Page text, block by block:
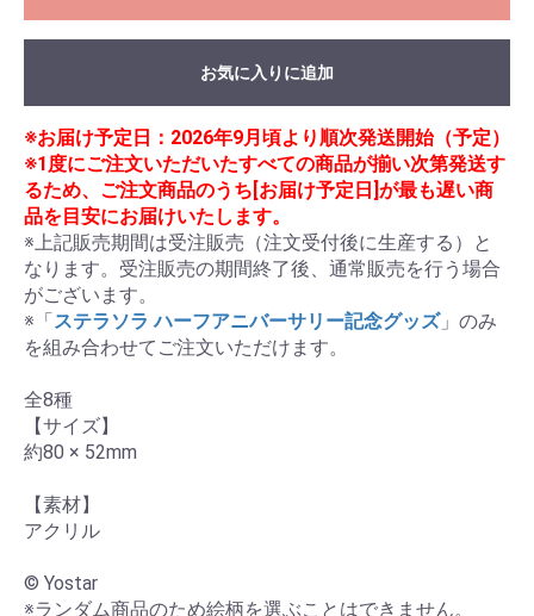
お気に入りに追加
※お届け予定日：2026年9月頃より順次発送開始（予定）
※1度にご注文いただいたすべての商品が揃い次第発送す
るため、ご注文商品のうち[お届け予定日]が最も遅い商
品を目安にお届けいたします。
※上記販売期間は受注販売（注文受付後に生産する）と
なります。受注販売の期間終了後、通常販売を行う場合
がございます。
※「ステラソラ ハーフアニバーサリー記念グッズ」のみ
を組み合わせてご注文いただけます。
全8種
【サイズ】
約80 × 52mm
【素材】
アクリル
© Yostar
※ランダム商品のため絵柄を選ぶことはできません。